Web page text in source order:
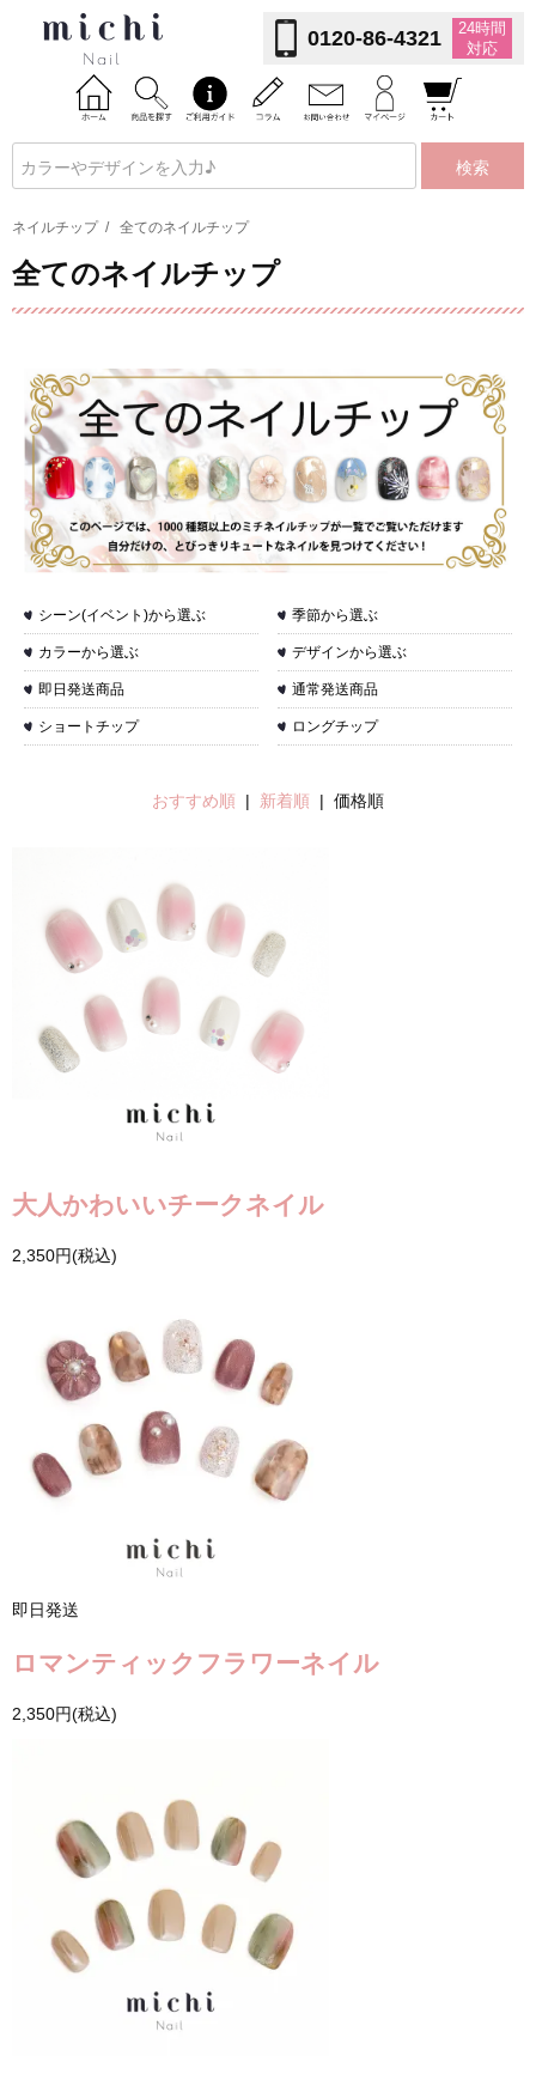
0120-86-4321
24時間
対応
検索
ネイルチップ / 全てのネイルチップ
全てのネイルチップ
シーン(イベント)から選ぶ 季節から選ぶ
カラーから選ぶ デザインから選ぶ
即日発送商品 通常発送商品
ショートチップ ロングチップ
おすすめ順 | 新着順 | 価格順
大人かわいいチークネイル
2,350円(税込)
即日発送
ロマンティックフラワーネイル
2,350円(税込)